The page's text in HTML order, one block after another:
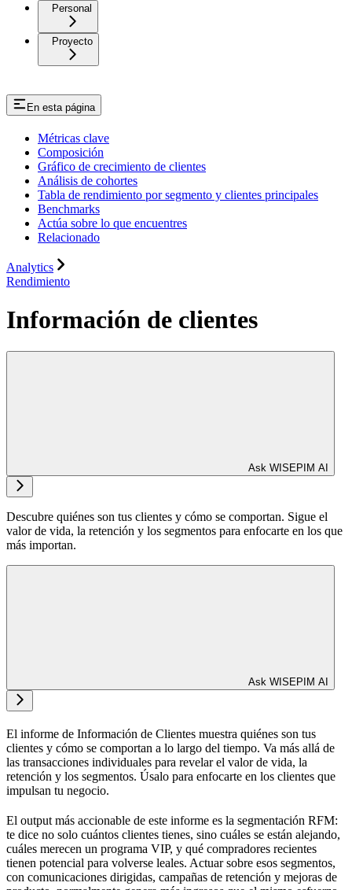
Personal
Proyecto
En esta página
Métricas clave
Composición
Gráfico de crecimiento de clientes
Análisis de cohortes
Tabla de rendimiento por segmento y clientes principales
Benchmarks
Actúa sobre lo que encuentres
Relacionado
Analytics
Rendimiento
Información de clientes
Ask WISEPIM AI
Descubre quiénes son tus clientes y cómo se comportan. Sigue el
valor de vida, la retención y los segmentos para enfocarte en los que
más importan.
Ask WISEPIM AI
El informe de Información de Clientes muestra quiénes son tus
clientes y cómo se comportan a lo largo del tiempo. Va más allá de
las transacciones individuales para revelar el valor de vida, la
retención y los segmentos. Úsalo para enfocarte en los clientes que
impulsan tu negocio.
El output más accionable de este informe es la segmentación RFM:
te dice no solo cuántos clientes tienes, sino cuáles se están alejando,
cuáles merecen un programa VIP, y qué compradores recientes
tienen potencial para volverse leales. Actuar sobre esos segmentos,
con comunicaciones dirigidas, campañas de retención y mejoras de